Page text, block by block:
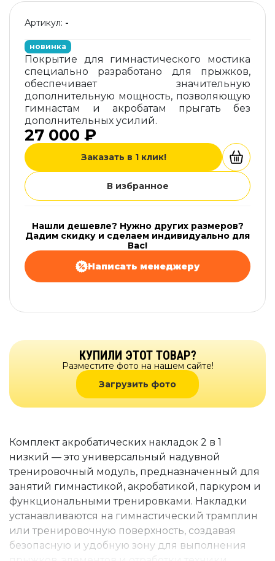
Артикул: -
новинка
Покрытие для гимнастического мостика
специально разработано для прыжков,
обеспечивает значительную
дополнительную мощность, позволяющую
гимнастам и акробатам прыгать без
дополнительных усилий.
27 000 ₽
Заказать в 1 клик!
В избранное
Нашли дешевле? Нужно других размеров?
Дадим скидку и сделаем индивидуально для
Вас!
Написать менеджеру
КУПИЛИ ЭТОТ ТОВАР?
Разместите фото на нашем сайте!
Загрузить фото
Комплект акробатических накладок 2 в 1
низкий — это универсальный надувной
тренировочный модуль, предназначенный для
занятий гимнастикой, акробатикой, паркуром и
функциональными тренировками. Накладки
устанавливаются на гимнастический трамплин
или тренировочную поверхность, создавая
безопасную и удобную зону для выполнения